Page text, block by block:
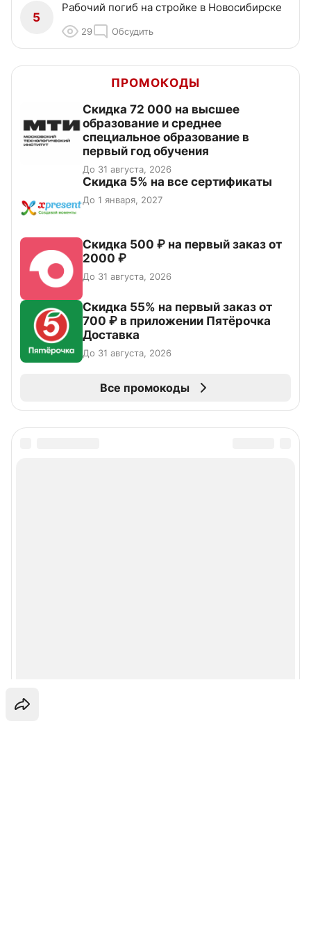
5
Рабочий погиб на стройке в Новосибирске
29 Обсудить
ПРОМОКОДЫ
Скидка 72 000 на высшее
образование и среднее
специальное образование в
первый год обучения
До 31 августа, 2026
Скидка 5% на все сертификаты
До 1 января, 2027
Скидка 500 ₽ на первый заказ от
2000 ₽
До 31 августа, 2026
Скидка 55% на первый заказ от
700 ₽ в приложении Пятёрочка
Доставка
До 31 августа, 2026
Все промокоды